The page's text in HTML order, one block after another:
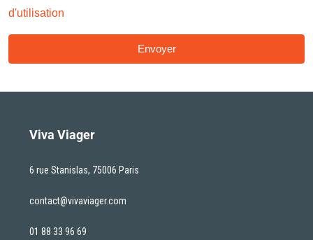
d'utilisation
Envoyer
Viva Viager
6 rue Stanislas, 75006 Paris
contact@vivaviager.com
01 88 33 96 69